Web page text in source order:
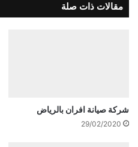
مقالات ذات صلة
شركة صيانة افران بالرياض
29/02/2020